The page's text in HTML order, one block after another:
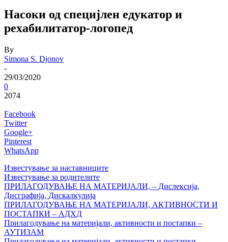
Насоки од специјлен едукатор и
рехабилитатор-логопед
By
Simona S. Djonov
-
29/03/2020
0
2074
Facebook
Twitter
Google+
Pinterest
WhatsApp
Известување за наставниците
Известување за родителите
ПРИЛАГОДУВАЊЕ НА МАТЕРИЈАЛИ, – Дислексија,
Дисграфија, Дискалкулија
ПРИЛАГОДУВАЊЕ НА МАТЕРИЈАЛИ, АКТИВНОСТИ И
ПОСТАПКИ – АДХД
Прилагодување на материјали, активности и постапки –
АУТИЗАМ